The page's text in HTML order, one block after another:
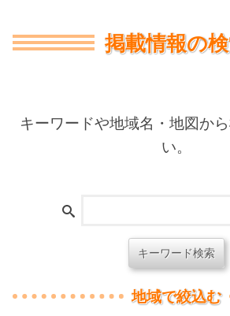
掲載情報の
キーワードや地域名・地図か
い。
地域で絞込む